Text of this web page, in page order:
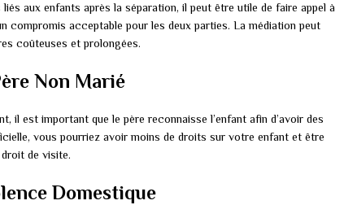
aux enfants après la séparation, il peut être utile de faire appel à
compromis acceptable pour les deux parties. La médiation peut
coûteuses et prolongées.
Non Marié
il est important que le père reconnaisse l’enfant afin d’avoir des
vous pourriez avoir moins de droits sur votre enfant et être
de visite.
Domestique